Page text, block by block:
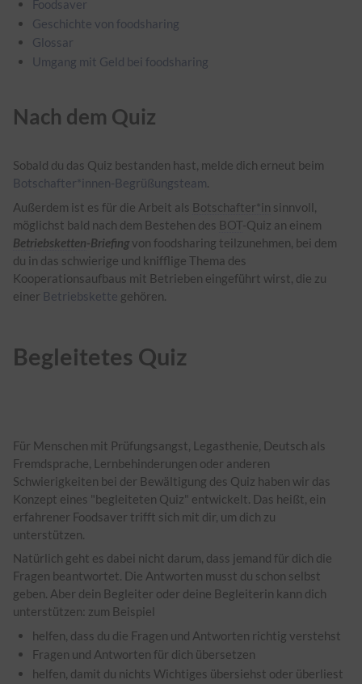
Foodsaver
Geschichte von foodsharing
Glossar
Umgang mit Geld bei foodsharing
Nach dem Quiz
Sobald du das Quiz bestanden hast, melde dich erneut beim
Botschafter*innen-Begrüßungsteam.
Außerdem ist es für die Arbeit als Botschafter*in sinnvoll,
möglichst bald nach dem Bestehen des BOT-Quiz an einem
Betriebsketten-Briefing von foodsharing teilzunehmen, bei dem
du in das schwierige und knifflige Thema des
Kooperationsaufbaus mit Betrieben eingeführt wirst, die zu
einer Betriebskette gehören.
Begleitetes Quiz
Für Menschen mit Prüfungsangst, Legasthenie, Deutsch als
Fremdsprache, Lernbehinderungen oder anderen
Schwierigkeiten bei der Bewältigung des Quiz haben wir das
Konzept eines "begleiteten Quiz" entwickelt. Das heißt, ein
erfahrener Foodsaver trifft sich mit dir, um dich zu
unterstützen.
Natürlich geht es dabei nicht darum, dass jemand für dich die
Fragen beantwortet. Die Antworten musst du schon selbst
geben. Aber dein Begleiter oder deine Begleiterin kann dich
unterstützen: zum Beispiel
helfen, dass du die Fragen und Antworten richtig verstehst
Fragen und Antworten für dich übersetzen
helfen, damit du nichts Wichtiges übersiehst oder überliest